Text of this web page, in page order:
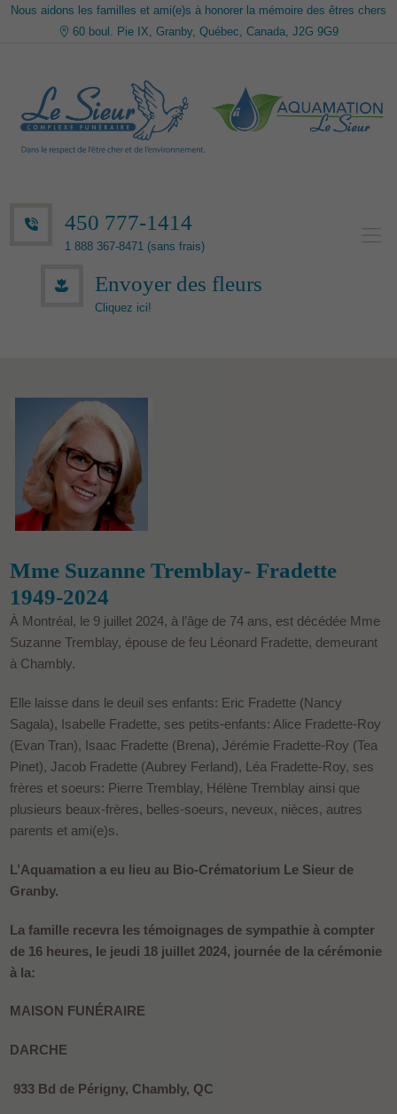
Nous aidons les familles et ami(e)s à honorer la mémoire des êtres chers
60 boul. Pie IX, Granby, Québec, Canada, J2G 9G9
450 777-1414
1 888 367-8471 (sans frais)
Envoyer des fleurs
Cliquez ici!
Mme Suzanne Tremblay- Fradette
1949-2024
À Montréal, le 9 juillet 2024, à l’âge de 74 ans, est décédée Mme
Suzanne Tremblay, épouse de feu Léonard Fradette, demeurant
à Chambly.
Elle laisse dans le deuil ses enfants: Eric Fradette (Nancy
Sagala), Isabelle Fradette, ses petits-enfants: Alice Fradette-Roy
(Evan Tran), Isaac Fradette (Brena), Jérémie Fradette-Roy (Tea
Pinet), Jacob Fradette (Aubrey Ferland), Léa Fradette-Roy, ses
frères et soeurs: Pierre Tremblay, Hélène Tremblay ainsi que
plusieurs beaux-frères, belles-soeurs, neveux, nièces, autres
parents et ami(e)s.
L’Aquamation a eu lieu au Bio-Crématorium Le Sieur de
Granby.
La famille recevra les témoignages de sympathie à compter
de 16 heures, le jeudi 18 juillet 2024, journée de la cérémonie
à la:
MAISON FUNÉRAIRE
DARCHE
933 Bd de Périgny, Chambly, QC